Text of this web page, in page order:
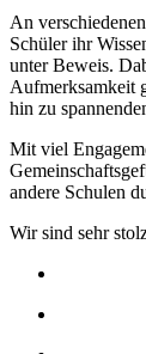
An
Schüler ihr
unter Beweis.
Aufmerksamkeit
hin zu
Mit viel
andere Schulen
Wir sind sehr